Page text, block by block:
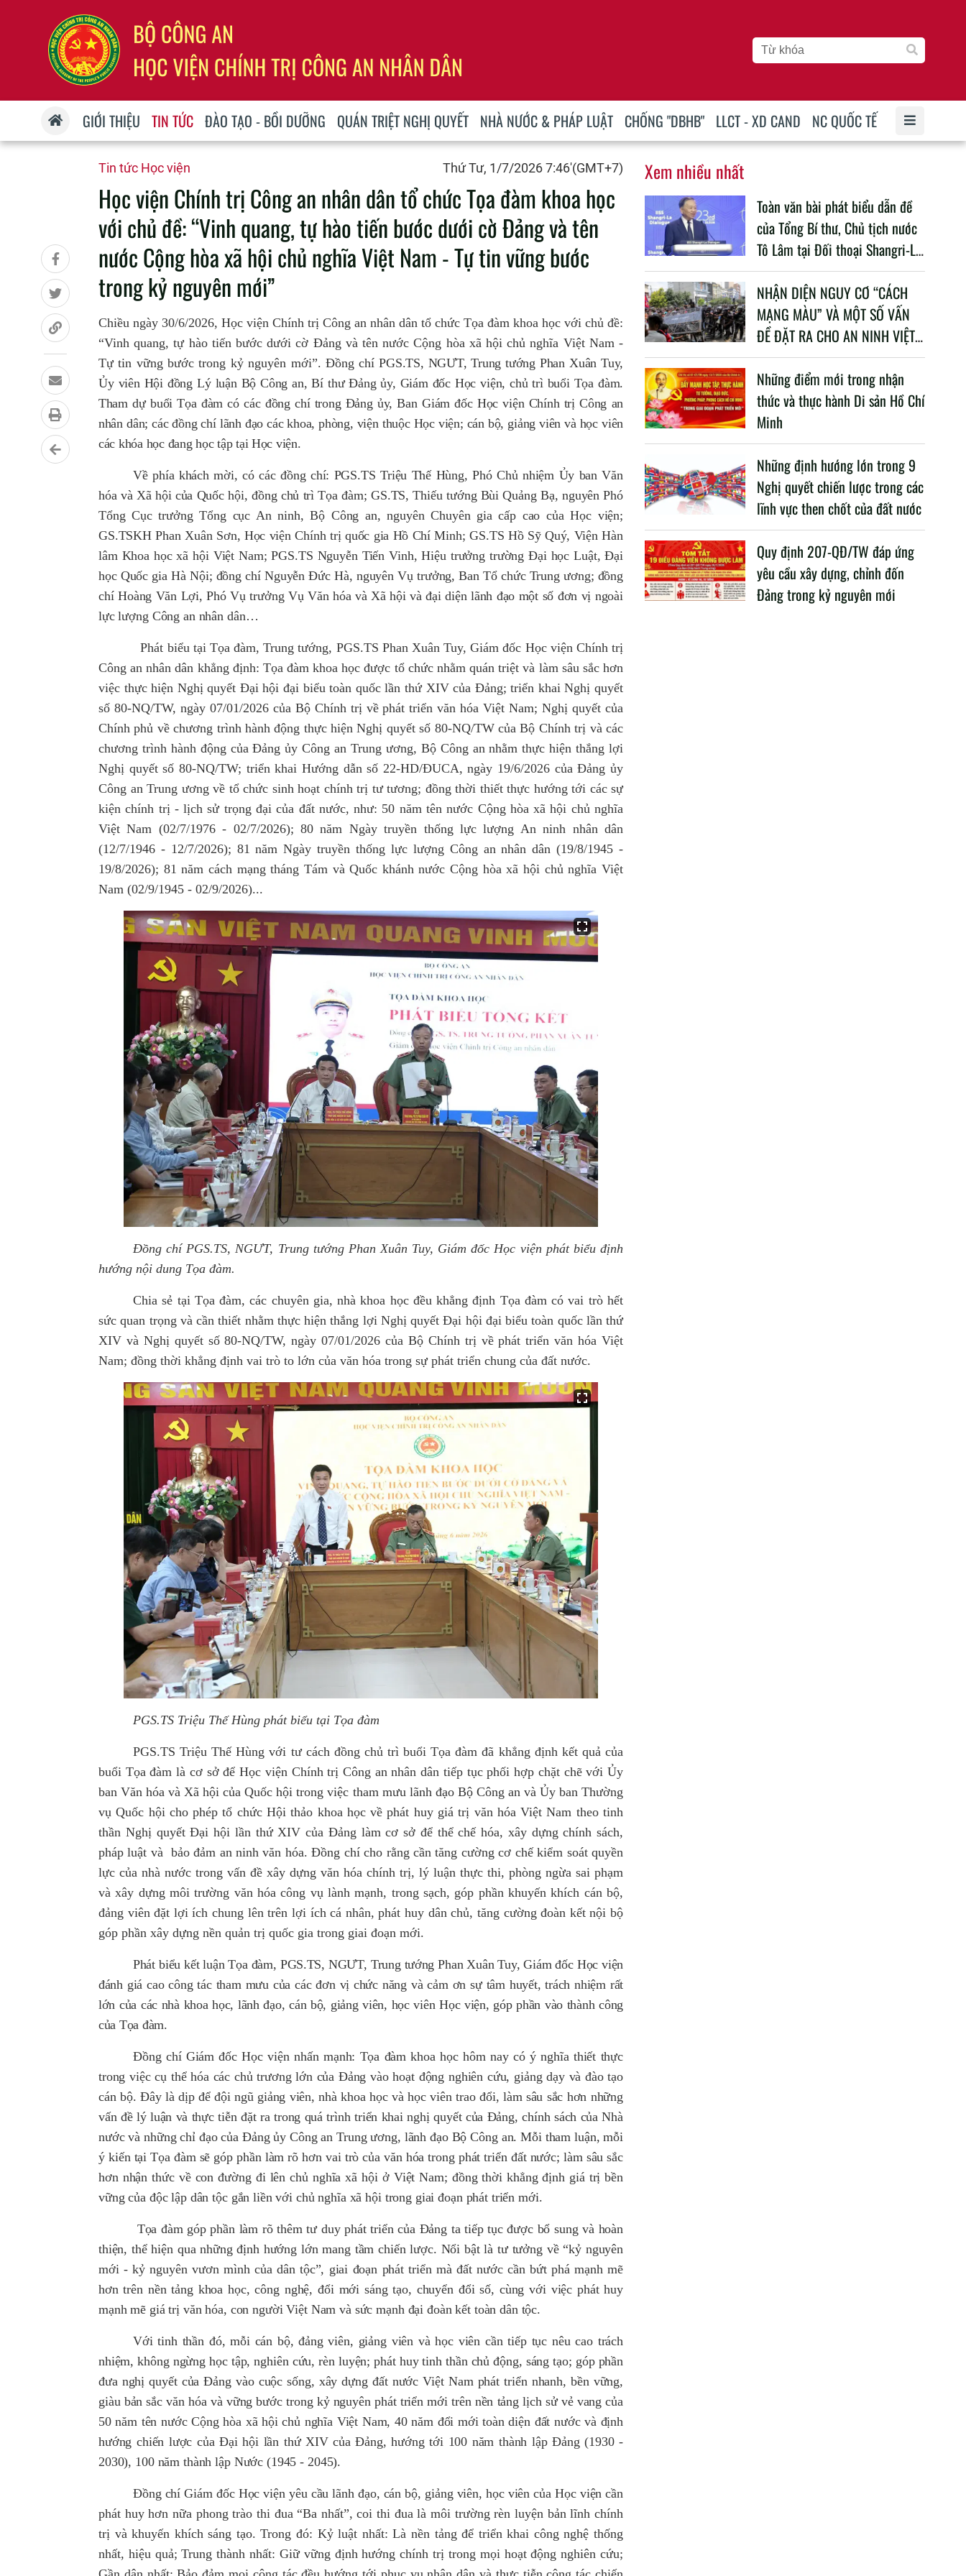
GIỚI THIỆU TIN TỨC ĐÀO TẠO - BỒI DƯỠNG QUÁN TRIỆT NGHỊ QUYẾT NHÀ NƯỚC & PHÁP LUẬT CHỐNG "DBHB" LLCT - XD CAND NC QUỐC TẾ
Tin tức Học viện Thứ Tư, 1/7/2026 7:46'(GMT+7)
Học viện Chính trị Công an nhân dân tổ chức Tọa đàm khoa học
với chủ đề: “Vinh quang, tự hào tiến bước dưới cờ Đảng và tên
nước Cộng hòa xã hội chủ nghĩa Việt Nam - Tự tin vững bước
trong kỷ nguyên mới”
Chiều ngày 30/6/2026, Học viện Chính trị Công an nhân dân tổ chức Tọa đàm khoa học với chủ đề:
“Vinh quang, tự hào tiến bước dưới cờ Đảng và tên nước Cộng hòa xã hội chủ nghĩa Việt Nam -
Tự tin vững bước trong kỷ nguyên mới”. Đồng chí PGS.TS, NGƯT, Trung tướng Phan Xuân Tuy,
Ủy viên Hội đồng Lý luận Bộ Công an,Bí thư Đảng ủy, Giám đốc Học viện,chủ trì buổi Tọa đàm.
Tham dự buổi Tọa đàm có các đồng chí trong Đảng ủy, Ban Giám đốc Học viện Chính trị Công an
nhân dân; các đồng chí lãnh đạo các khoa, phòng, viện thuộc Học viện; cán bộ, giảng viên và học viên
các khóa học đang học tập tại Học viện.
Về phía khách mời, cócácđồng chí: PGS.TSTriệu Thế Hùng, Phó Chủ nhiệm Ủy ban Văn
hóa và Xã hội của Quốc hội, đồng chủ trì Tọa đàm; GS.TS,Thiếu tướng Bùi Quảng Bạ, nguyên Phó
Tổng Cục trưởng Tổng cục An ninh, Bộ Công an,nguyên Chuyên gia cấp cao của Học viện;
GS.TSKH Phan Xuân Sơn, Học viện Chính trị quốc gia Hồ Chí Minh;GS.TS Hồ Sỹ Quý, Viện Hàn
lâm Khoa học xã hội Việt Nam; PGS.TS Nguyễn Tiến Vinh, Hiệu trưởng trường Đại học Luật, Đại
học Quốc gia Hà Nội; đồng chí Nguyễn Đức Hà, nguyên Vụ trưởng, Ban Tổ chức Trung ương; đồng
chí Hoàng Văn Lợi, Phó Vụ trưởng Vụ Văn hóa và Xã hội và đại diện lãnh đạo một số đơn vị ngoài
lực lượng Công an nhân dân…
Phát biểu tại Tọa đàm, Trung tướng, PGS.TS Phan Xuân Tuy, Giám đốc Học viện Chính trị
Công an nhân dân khẳng định: Tọa đàm khoa học được tổ chức nhằm quán triệt và làm sâu sắc hơn
việc thực hiện Nghị quyết Đại hội đại biểu toàn quốc lần thứ XIV của Đảng; triển khai Nghị quyết
số 80-NQ/TW, ngày 07/01/2026 của Bộ Chính trị về phát triển văn hóa Việt Nam; Nghị quyết của
Chính phủ về chương trình hành động thực hiện Nghị quyết số 80-NQ/TW của Bộ Chính trị và các
chương trình hành động của Đảng ủy Công an Trung ương, Bộ Công an nhằm thực hiện thắng lợi
Nghị quyết số 80-NQ/TW; triển khai Hướng dẫn số 22-HD/ĐUCA, ngày 19/6/2026 của Đảng ủy
Công an Trung ương về tổ chức sinh hoạt chính trị tư tương; đồng thời thiết thực hướng tới các sự
kiện chính trị - lịch sử trọng đại của đất nước, như: 50 năm tên nước Cộng hòa xã hội chủ nghĩa
Việt Nam (02/7/1976 - 02/7/2026); 80 năm Ngày truyền thống lựclượng An ninh nhân dân
(12/7/1946 - 12/7/2026); 81 năm Ngày truyền thống lực lượng Công an nhân dân (19/8/1945 -
19/8/2026); 81 năm cách mạng tháng Tám và Quốc khánh nước Cộng hòa xã hội chủ nghĩa Việt
Nam (02/9/1945 - 02/9/2026)...
Đồng chí PGS.TS, NGƯT, Trung tướng Phan Xuân Tuy, Giám đốc Học viện phát biểu định
hướng nội dung Tọa đàm.
Chia sẻ tại Tọa đàm, các chuyên gia, nhà khoa học đều khẳng định Tọa đàm có vai trò hết
sức quan trọng và cần thiết nhằm thực hiện thắng lợi Nghị quyết Đại hội đại biểu toàn quốc lần thứ
XIV và Nghị quyết số 80-NQ/TW, ngày 07/01/2026 của Bộ Chính trị về phát triển văn hóa Việt
Nam; đồng thời khẳng định vai trò to lớn của văn hóa trong sự phát triển chung của đất nước.
PGS.TS Triệu Thế Hùng phát biểu tại Tọa đàm
PGS.TS Triệu Thế Hùng với tư cách đồng chủ trì buổi Tọa đàm đã khẳng định kết quả của
buổi Tọa đàm là cơ sở để Học viện Chính trị Công an nhân dân tiếp tục phối hợp chặt chẽ với Ủy
ban Văn hóa và Xã hội của Quốc hội trong việc tham mưu lãnh đạo Bộ Công an và Ủy ban Thường
vụ Quốc hội cho phép tổ chức Hội thảo khoa học về phát huy giá trị văn hóa Việt Nam theo tinh
thần Nghị quyết Đại hội lần thứ XIV của Đảng làm cơ sở để thể chế hóa, xây dựng chính sách,
pháp luật và bảo đảm an ninh văn hóa. Đồng chí cho rằng cần tăng cường cơ chế kiểm soát quyền
lực của nhà nước trong vấn đề xây dựng văn hóa chính trị, lý luận thực thi, phòng ngừa sai phạm
và xây dựng môi trường văn hóa công vụ lành mạnh, trong sạch, góp phần khuyến khích cán bộ,
đảng viên đặt lợi ích chung lên trên lợi ích cá nhân, phát huy dân chủ, tăng cường đoàn kết nội bộ
góp phần xây dựng nền quản trị quốc gia trong giai đoạn mới.
Phát biểukết luận Tọa đàm, PGS.TS, NGƯT, Trung tướng Phan Xuân Tuy, Giám đốc Học viện
đánh giá caocông tác tham mưu của các đơn vị chức năng và cảm ơn sự tâm huyết,trách nhiệmrất
lớn của các nhà khoa học, lãnh đạo, cán bộ, giảng viên, học viên Học viện, gópphần vào thànhcông
của Tọa đàm.
Đồng chí Giám đốc Học việnnhấn mạnh: Tọa đàm khoa học hôm nay có ý nghĩa thiết thực
trong việc cụ thể hóa các chủ trương lớn của Đảng vào hoạt động nghiên cứu, giảng dạy và đào tạo
cán bộ. Đây là dịp để đội ngũ giảng viên, nhà khoa học và học viên trao đổi, làm sâu sắc hơn những
vấn đề lý luận và thực tiễn đặt ra trong quá trình triển khai nghị quyết của Đảng, chính sách của Nhà
nước và những chỉ đạo của Đảng ủy Công an Trung ương, lãnh đạo Bộ Công an. Mỗi tham luận, mỗi
ý kiến tại Tọa đàm sẽ góp phần làm rõ hơn vai trò của văn hóa trong phát triển đất nước; làm sâu sắc
hơn nhận thức về con đường đi lên chủ nghĩa xã hội ở Việt Nam; đồng thời khẳng định giá trị bền
vững của độc lập dân tộc gắn liền với chủ nghĩa xã hội trong giai đoạn phát triển mới.
Tọa đàm góp phầnlàm rõ thêm tư duy phát triển của Đảng ta tiếp tục được bổ sung và hoàn
thiện, thể hiện qua những định hướng lớn mang tầm chiến lược. Nổi bật là tư tưởng về “kỷ nguyên
mới - kỷ nguyên vươn mình của dân tộc”, giai đoạn phát triển mà đất nước cần bứt phá mạnh mẽ
hơn trên nền tảng khoa học, công nghệ, đổi mới sáng tạo, chuyển đổi số, cùng với việc phát huy
mạnh mẽ giá trị văn hóa, con người Việt Nam và sức mạnh đại đoàn kết toàn dân tộc.
Với tinh thần đó, mỗi cán bộ, đảng viên, giảng viên và học viên cần tiếp tục nêu cao trách
nhiệm, không ngừng học tập, nghiên cứu, rèn luyện; phát huy tinh thần chủ động, sáng tạo; góp phần
đưa nghị quyết của Đảng vào cuộc sống, xây dựng đất nước Việt Nam phát triển nhanh, bền vững,
giàu bản sắc văn hóa và vững bước trong kỷ nguyên phát triển mới trên nền tảng lịch sử vẻ vang của
50 năm tên nước Cộng hòa xã hội chủ nghĩa Việt Nam, 40 năm đổi mới toàn diện đất nước và định
hướng chiến lược của Đại hội lần thứ XIV của Đảng, hướng tới 100 năm thành lập Đảng (1930 -
2030), 100 năm thành lập Nước (1945 - 2045).
Đồng chí Giám đốc Học viện yêu cầu lãnh đạo, cán bộ, giảng viên, học viên của Học viện cần
phát huy hơn nữa phong trào thi đua “Ba nhất”, coi thi đua là môi trường rèn luyện bản lĩnh chính
trị và khuyến khích sáng tạo. Trong đó: Kỷ luật nhất: Là nền tảng để triển khai công nghệ thống
nhất, hiệu quả; Trung thành nhất: Giữ vững định hướng chính trị trong mọi hoạt động nghiên cứu;
Xem nhiều nhất
Toàn văn bài phát biểu dẫn đề
của Tổng Bí thư, Chủ tịch nước
Tô Lâm tại Đối thoại Shangri-La
lần thứ 23
NHẬN DIỆN NGUY CƠ “CÁCH
MẠNG MÀU” VÀ MỘT SỐ VẤN
ĐỀ ĐẶT RA CHO AN NINH VIỆT
NAM TRONG BỐI CẢNH HIỆN
NAY
Những điểm mới trong nhận
thức và thực hành Di sản Hồ Chí
Minh
Những định hướng lớn trong 9
Nghị quyết chiến lược trong các
lĩnh vực then chốt của đất nước
Quy định 207-QĐ/TW đáp ứng
yêu cầu xây dựng, chỉnh đốn
Đảng trong kỷ nguyên mới